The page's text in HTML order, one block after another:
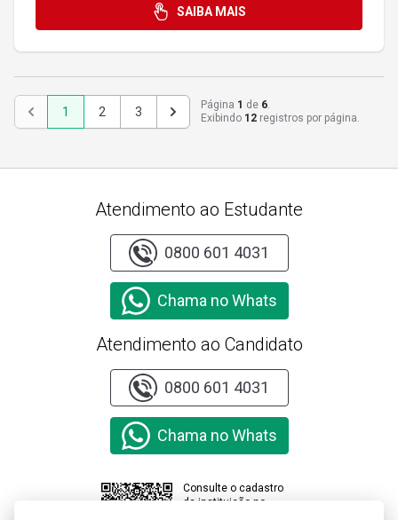
SAIBA MAIS
Anterior
1 2 3
Próximo
Página 1 de 6
Exibindo 12 registros por página.
Atendimento ao Estudante
0800 601 4031
Chama no Whats
Atendimento ao Candidato
0800 601 4031
Chama no Whats
Consulte o cadastro
da instituição no